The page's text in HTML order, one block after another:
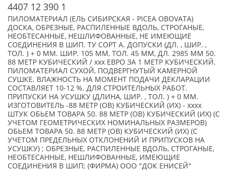
4407 12 390 1
ПИЛОМАТЕРИАЛ (ЕЛЬ СИБИРСКАЯ - PICEA OBOVATA)
ДОСКА, ОБРЕЗНЫЕ, РАСПИЛЕННЫЕ ВДОЛЬ, СТРОГАНЫЕ,
НЕОБТЕСАННЫЕ, НЕШЛИФОВАННЫЕ, НЕ ИМЕЮЩИЕ
СОЕДИНЕНИЯ В ШИП. ТУ СОРТ А. ДОПУСКИ (ДЛ. , ШИР. ,
ТОЛ. ) + 0 ММ. ШИР. 105 ММ, ТОЛ. 45 ММ, ДЛ. 2985 ММ 50.
88 МЕТР КУБИЧЕСКИЙ / xxx ЕВРО ЗА 1 МЕТР КУБИЧЕСКИЙ.
ПИЛОМАТЕРИАЛ СУХОЙ, ПОДВЕРГНУТЫЙ КАМЕРНОЙ
СУШКЕ. ВЛАЖНОСТЬ НА МОМЕНТ ПОДАЧИ ДЕКЛАРАЦИИ
СОСТАВЛЯЕТ 10-12 %. ДЛЯ СТРОИТЕЛЬНЫХ РАБОТ.
ПРИПУСКИ НА УСУШКУ (ДЛИНА, ШИР. , ТОЛ. ) + 0 ММ.
ИЗГОТОВИТЕЛЬ -88 МЕТР (ОВ) КУБИЧЕСКИЙ (ИХ) - xxxx
ШТУК ОБЬЕМ ТОВАРА 50. 88 МЕТР (ОВ) КУБИЧЕСКИЙ (ИХ) (С
УЧЕТОМ ГЕОМЕТРИЧЕСКИХ НОМИНАЛЬНЫХ РАЗМЕРОВ)
ОБЬЕМ ТОВАРА 50. 88 МЕТР (ОВ) КУБИЧЕСКИЙ (ИХ) (С
УЧЕТОМ ПРЕДЕЛЬНЫХ ОТКЛОНЕНИЙ И ПРИПУСКОВ НА
УСУШКУ) ; ОБРЕЗНЫЕ, РАСПИЛЕННЫЕ ВДОЛЬ, СТРОГАНЫЕ,
НЕОБТЕСАННЫЕ, НЕШЛИФОВАННЫЕ, ИМЕЮЩИЕ
СОЕДИНЕНИЯ В ШИП; (ФИРМА) ООО "ДОК ЕНИСЕЙ"